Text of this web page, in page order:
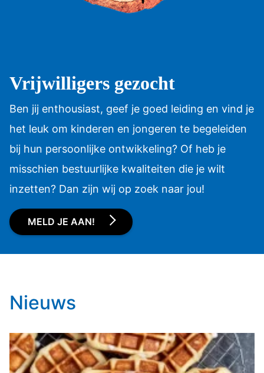
Vrijwilligers gezocht
Ben jij enthousiast, geef je goed leiding en vind je
het leuk om kinderen en jongeren te begeleiden
bij hun persoonlijke ontwikkeling? Of heb je
misschien bestuurlijke kwaliteiten die je wilt
inzetten? Dan zijn wij op zoek naar jou!
MELD JE AAN!
Nieuws